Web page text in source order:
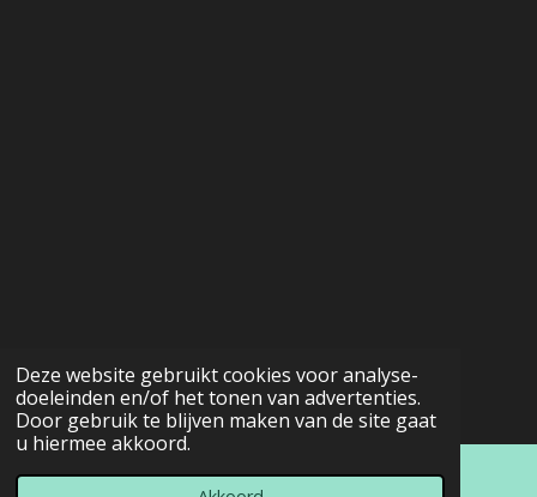
Deze website gebruikt cookies voor analyse-
doeleinden en/of het tonen van advertenties.
Door gebruik te blijven maken van de site gaat
u hiermee akkoord.